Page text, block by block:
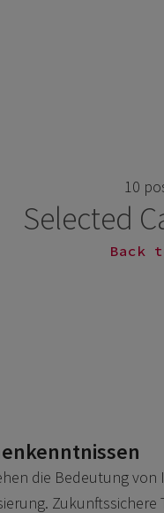
10
Selected
Back
die Bedeutung von